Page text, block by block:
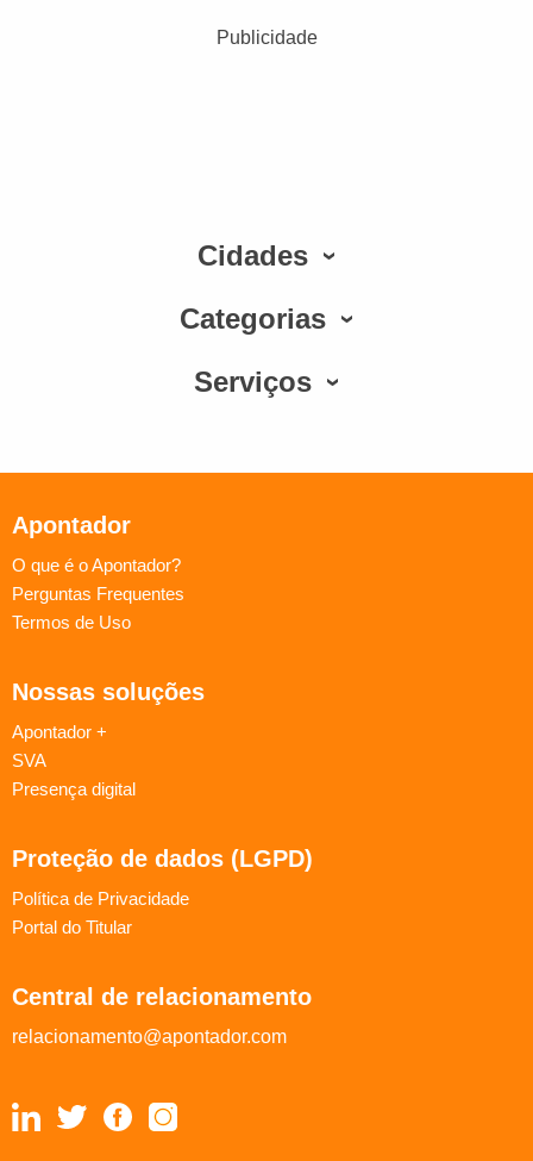
Publicidade
Cidades
Categorias
Serviços
Apontador
O que é o Apontador?
Perguntas Frequentes
Termos de Uso
Nossas soluções
Apontador +
SVA
Presença digital
Proteção de dados (LGPD)
Política de Privacidade
Portal do Titular
Central de relacionamento
relacionamento@apontador.com